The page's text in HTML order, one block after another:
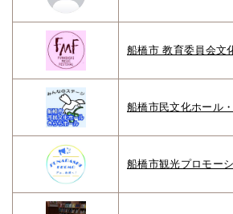
船橋市 教育委員会文
船橋市民文化ホール
船橋市観光プロモー